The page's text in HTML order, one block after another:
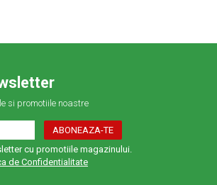
si promotiile noastre
cu promotiile magazinului.
de Confidentialitate